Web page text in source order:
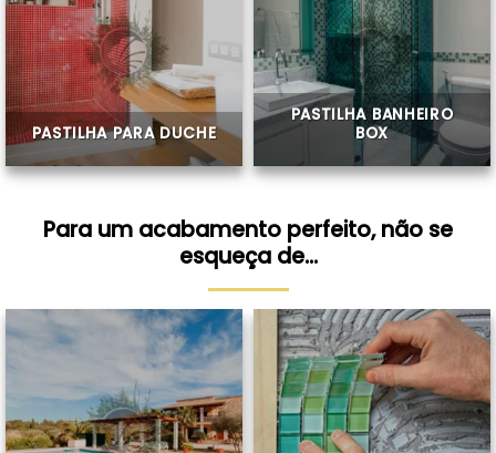
PASTILHA PARA DUCHE
PASTILHA BANHEIRO
BOX
Para um acabamento perfeito, não se
esqueça de…